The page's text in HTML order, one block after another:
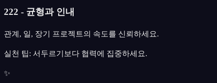
222 - 균형과 인내
관계, 일, 장기 프로젝트의 속도를 신뢰하세요.
실천 팁: 서두르기보다 협력에 집중하세요.
✨